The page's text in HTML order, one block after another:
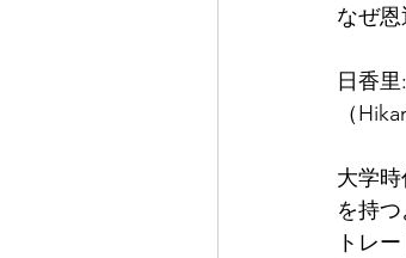
なぜ
日香
（
大学
を持
トレ